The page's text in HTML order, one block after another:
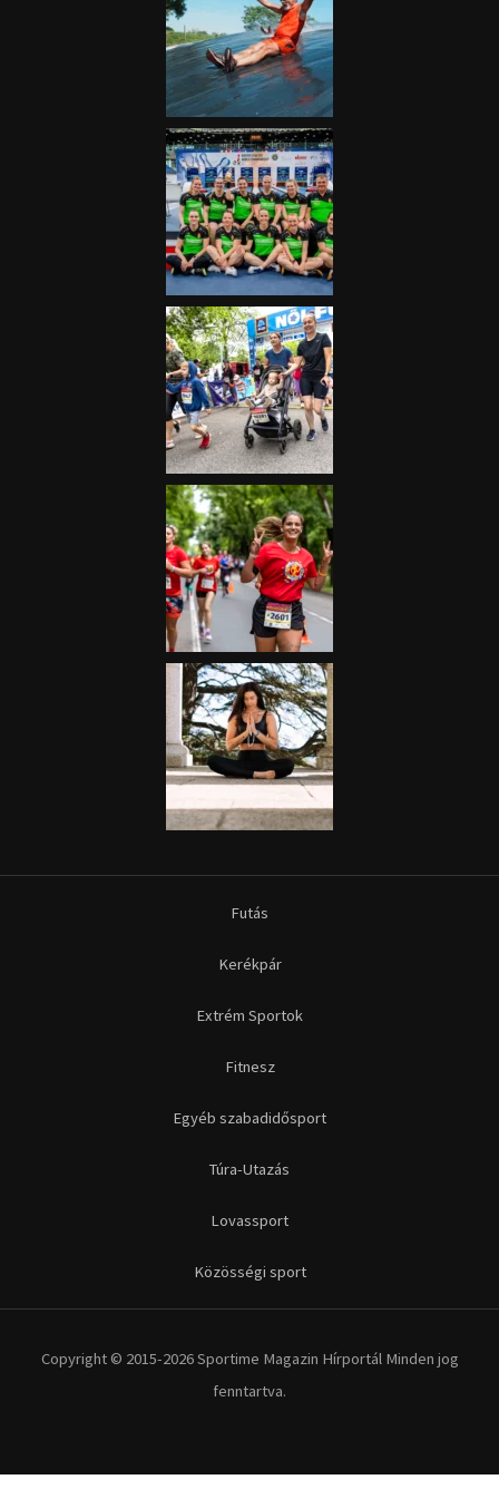
Futás
Kerékpár
Extrém Sportok
Fitnesz
Egyéb szabadidősport
Túra-Utazás
Lovassport
Közösségi sport
Copyright © 2015-2026 Sportime Magazin Hírportál Minden jog
fenntartva.